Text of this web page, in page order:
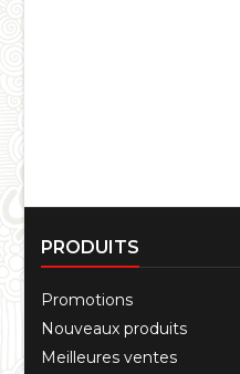
PRODUITS
Promotions
Nouveaux produits
Meilleures ventes